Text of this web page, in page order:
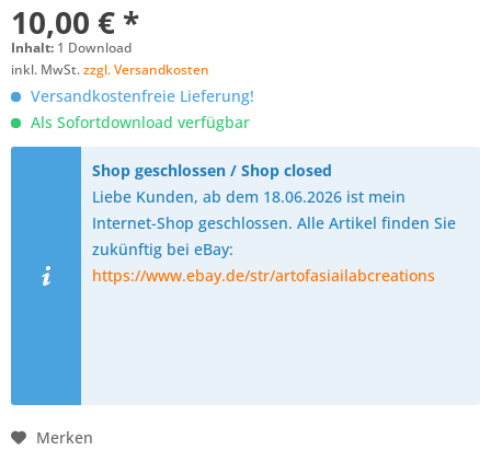
10,00 € *
Inhalt: 1 Download
inkl. MwSt.zzgl. Versandkosten
Versandkostenfreie Lieferung!
Als Sofortdownload verfügbar
Shop geschlossen / Shop closed
Liebe Kunden, ab dem 18.06.2026 ist mein
Internet-Shop geschlossen. Alle Artikel finden Sie
zukünftig bei eBay:
https://www.ebay.de/str/artofasiailabcreations
Merken